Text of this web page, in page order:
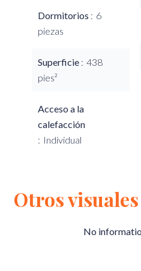
Dormitorios
6
piezas
Superficie
438
pies²
Acceso a la
calefacción
Individual
Otros visuales
No